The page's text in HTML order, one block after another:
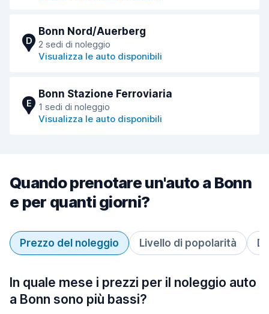
D
Bonn Nord/Auerberg
2 sedi di noleggio
Visualizza le auto disponibili
E
Bonn Stazione Ferroviaria
1 sedi di noleggio
Visualizza le auto disponibili
Quando prenotare un'auto a Bonn
e per quanti giorni?
Prezzo del noleggio Livello di popolarità
In quale mese i prezzi per il noleggio auto
a Bonn sono più bassi?